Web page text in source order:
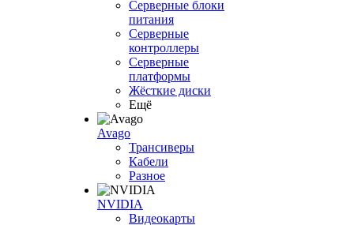
Серверные блоки
питания
Серверные
контроллеры
Серверные
платформы
Жёсткие диски
Ещё
Avago
Трансиверы
Кабели
Разное
NVIDIA
Видеокарты